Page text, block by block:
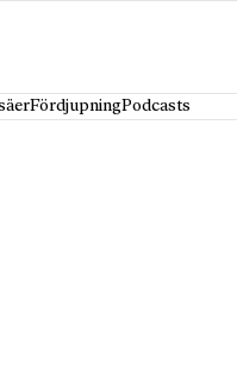
FördjupningPodcasts